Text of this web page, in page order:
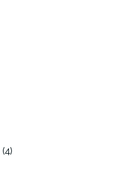
(4)